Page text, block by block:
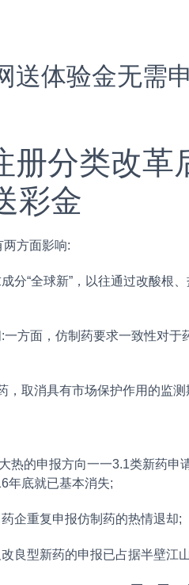
送体验金无需
分类改革
彩金
方面影响:
分“全球新”，以往通过改酸根
方面，仿制药要求一致性对
，取消具有市场保护作用的监
热的申报方向一一3.1类新药
年底就已基本消失;
企重复申报仿制药的热情退却;
良型新药的申报已占据半壁江山